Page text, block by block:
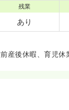
残業
あり
産後休暇、育児休